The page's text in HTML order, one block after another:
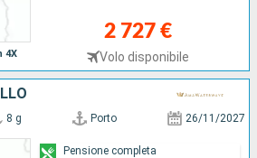
4X
2 727 €
Volo disponibile
8 g Porto 26/11/2027
Pensione completa